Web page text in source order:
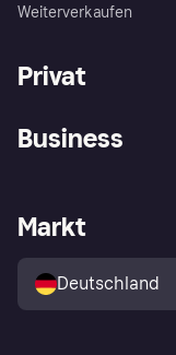
Weiterverkaufen
Privat
Klarna App
Shops entdecken
Käuferschutzrichtlinie
Business
Händlerportal
Markt
Deutschland